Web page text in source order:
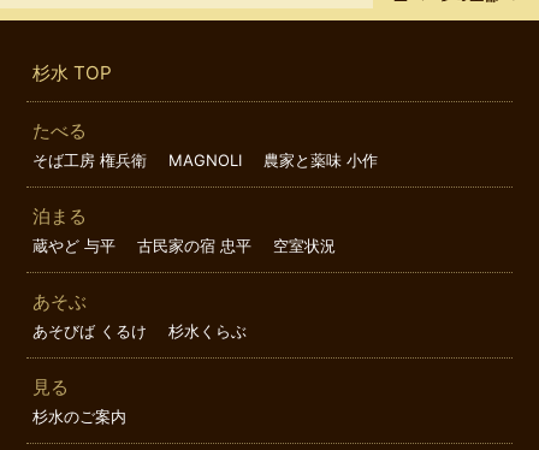
杉水 TOP
たべる
そば工房 権兵衛 MAGNOLI 農家と薬味 小作
泊まる
蔵やど 与平 古民家の宿 忠平 空室状況
あそぶ
あそびば くるけ 杉水くらぶ
見る
杉水のご案内